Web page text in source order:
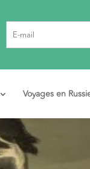
Voyages en